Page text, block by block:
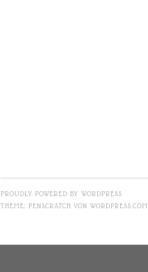
PROUDLY POWERED BY WORDPRESS
THEME: PENSCRATCH VON WORDPRESS.COM